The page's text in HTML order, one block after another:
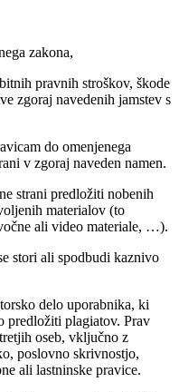
zakona,
pravnih stroškov, škode
zgoraj navedenih jamstev s
do omenjenega
v zgoraj naveden namen.
strani predložiti nobenih
materialov (to
ali video materiale, …).
stori ali spodbudi kaznivo
delo uporabnika, ki
predložiti plagiatov. Prav
oseb, vključno z
poslovno skrivnostjo,
ali lastninske pravice.